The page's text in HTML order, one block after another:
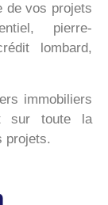
de vos projets
pierre-
lombard,
immobiliers
sur toute la
projets.